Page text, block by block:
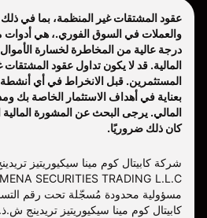
عقود المشتقات غير المنظمة، بما في
والعملات في السوق الفوري.، هي أدوات
درجة عالية من المخاطرة لخسارة
المالية. قد لا يكون تداول عقود المشتقات
المستثمرين. قبل الانخراط في أي أنشطة
بعناية في أهداف الاستثمار الخاصة
المالي. يرجى البحث عن المشورة المالية
كان ذلك ضروريًا.